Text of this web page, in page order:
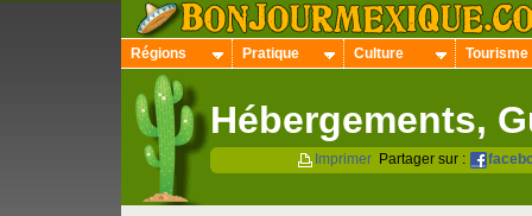
Régions Pratique Culture Tourisme
Hébergements,
Imprimer Partager sur :